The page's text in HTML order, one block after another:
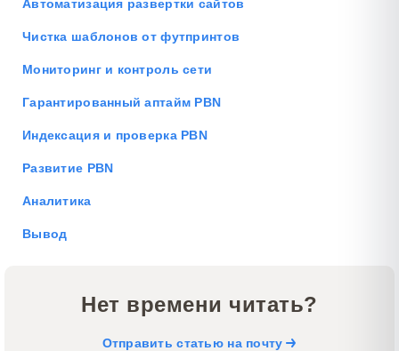
Автоматизация развертки сайтов
Чистка шаблонов от футпринтов
Мониторинг и контроль сети
Гарантированный аптайм PBN
Индексация и проверка PBN
Развитие PBN
Аналитика
Вывод
Нет времени читать?
Отправить статью на почту